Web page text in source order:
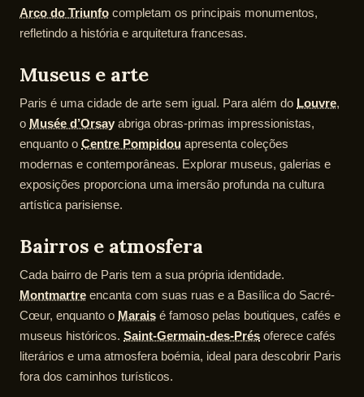
Arco do Triunfo completam os principais monumentos,
refletindo a história e arquitetura francesas.
Museus e arte
Paris é uma cidade de arte sem igual. Para além do Louvre,
o Musée d’Orsay abriga obras-primas impressionistas,
enquanto o Centre Pompidou apresenta coleções
modernas e contemporâneas. Explorar museus, galerias e
exposições proporciona uma imersão profunda na cultura
artística parisiense.
Bairros e atmosfera
Cada bairro de Paris tem a sua própria identidade.
Montmartre encanta com suas ruas e a Basílica do Sacré-
Cœur, enquanto o Marais é famoso pelas boutiques, cafés e
museus históricos. Saint-Germain-des-Prés oferece cafés
literários e uma atmosfera boémia, ideal para descobrir Paris
fora dos caminhos turísticos.